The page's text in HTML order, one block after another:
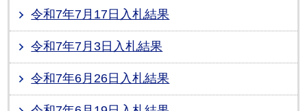
令和7年7月17日入札結果
令和7年7月3日入札結果
令和7年6月26日入札結果